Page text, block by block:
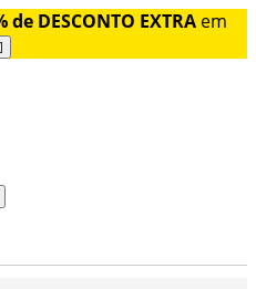
de DESCONTO EXTRA em